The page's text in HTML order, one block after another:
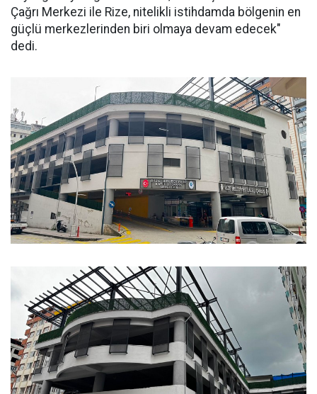
Çağrı Merkezi ile Rize, nitelikli istihdamda bölgenin en
güçlü merkezlerinden biri olmaya devam edecek"
dedi.